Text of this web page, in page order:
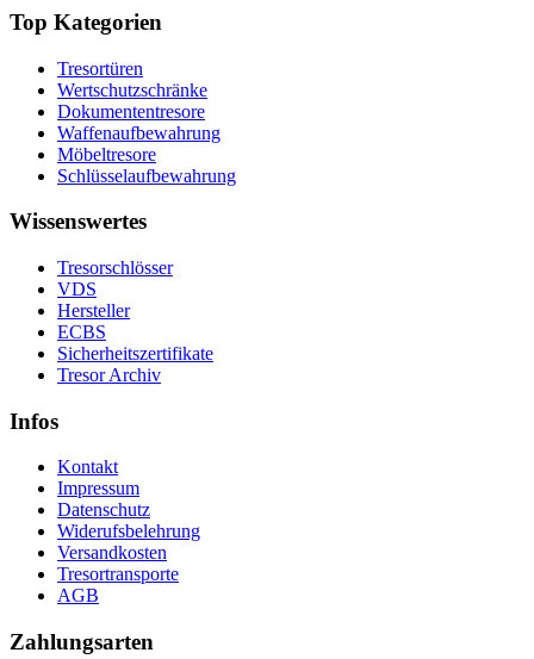
Top Kategorien
Tresortüren
Wertschutzschränke
Dokumententresore
Waffenaufbewahrung
Möbeltresore
Schlüsselaufbewahrung
Wissenswertes
Tresorschlösser
VDS
Hersteller
ECBS
Sicherheitszertifikate
Tresor Archiv
Infos
Kontakt
Impressum
Datenschutz
Widerufsbelehrung
Versandkosten
Tresortransporte
AGB
Zahlungsarten